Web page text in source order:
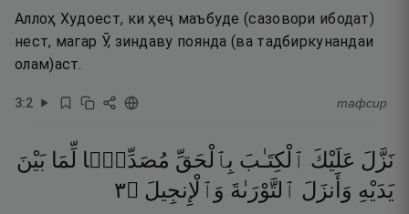
Аллоҳ Худоест, ки ҳеҷ маъбуде (сазовори ибодат)
нест, магар Ӯ, зиндаву поянда (ва тадбиркунандаи
олам)аст.
3:2 тафсир
نَزَّلَ عَلَيْكَ ٱلْكِتَـٰبَ بِٱلْحَقِّ مُصَدِّقًۭا لِّمَا بَيْنَ
يَدَيْهِ وَأَنزَلَ ٱلتَّوْرَىٰةَ وَٱلْإِنجِيلَ ۝٣